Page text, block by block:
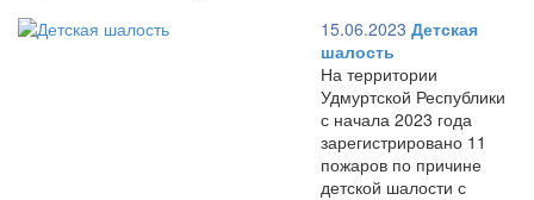
15.06.2023 Детская
шалость
На территории
Удмуртской Республики
с начала 2023 года
зарегистрировано 11
пожаров по причине
детской шалости с